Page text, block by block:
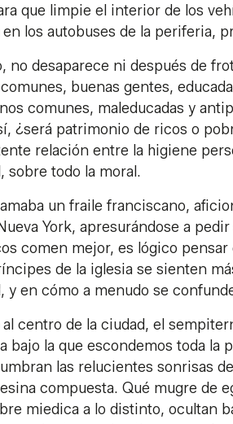
que limpie el interior de los
los autobuses de la periferia,
no desaparece ni después de
buenas gentes,
comunes, maleducadas y
¿será patrimonio de ricos o
relación entre la higiene
sobre todo la moral.
un fraile franciscano,
York, apresurándose a
comen mejor, es lógico
de la iglesia se sienten
y en cómo a menudo se
centro de la ciudad, el
bajo la que escondemos toda la
las relucientes sonrisas
compuesta. Qué mugre de
miedica a lo distinto, ocultan